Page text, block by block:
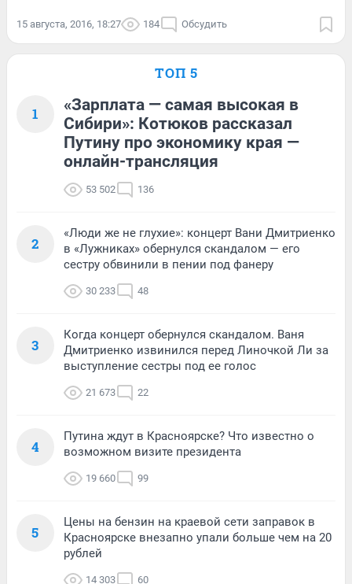
15 августа, 2016, 18:27 184 Обсудить
ТОП 5
1
«Зарплата — самая высокая в
Сибири»: Котюков рассказал
Путину про экономику края —
онлайн-трансляция
53 502 136
2
«Люди же не глухие»: концерт Вани Дмитриенко
в «Лужниках» обернулся скандалом — его
сестру обвинили в пении под фанеру
30 233 48
3
Когда концерт обернулся скандалом. Ваня
Дмитриенко извинился перед Линочкой Ли за
выступление сестры под ее голос
21 673 22
4
Путина ждут в Красноярске? Что известно о
возможном визите президента
19 660 99
5
Цены на бензин на краевой сети заправок в
Красноярске внезапно упали больше чем на 20
рублей
14 303 60